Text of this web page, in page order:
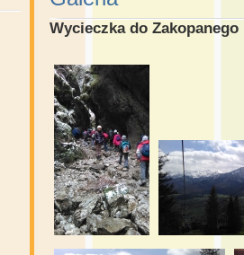
Wycieczka do Zakopanego